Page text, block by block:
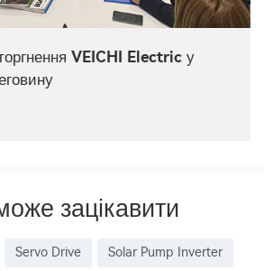
VEICHI Electric у
зацікавити
Servo Drive Solar Pump Inverter